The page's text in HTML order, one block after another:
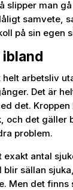
slipper man
samvete,
på sin egen
arbetsliv
Det är
det.
och det gäller
problem.
exakt antal
blir sällan
Men det finns